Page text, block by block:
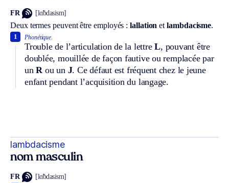
FR [lɑ̃bdasism]
Deux termes peuvent être employés :lallation etlambdacisme.
Phonétique.
Trouble de l’articulation de la lettreL, pouvant être
doublée, mouillée de façon fautive ou remplacée par
unR ou un J. Ce défaut est fréquent chez le jeune
enfant pendant l’acquisition du langage.
1
lambdacisme
nom masculin
FR [lɑ̃bdasism]